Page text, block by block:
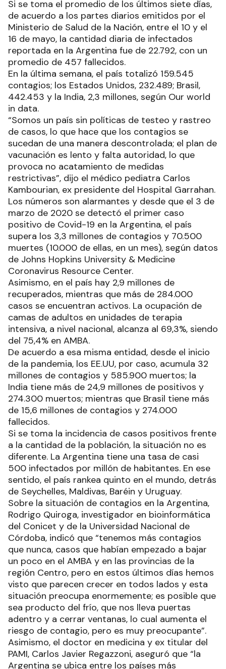
Si se toma el promedio de los últimos siete días,
de acuerdo a los partes diarios emitidos por el
Ministerio de Salud de la Nación, entre el 10 y el
16 de mayo, la cantidad diaria de infectados
reportada en la Argentina fue de 22.792, con un
promedio de 457 fallecidos.
En la última semana, el país totalizó 159.545
contagios; los Estados Unidos, 232.489; Brasil,
442.453 y la India, 2,3 millones, según Our world
in data.
“Somos un país sin políticas de testeo y rastreo
de casos, lo que hace que los contagios se
sucedan de una manera descontrolada; el plan de
vacunación es lento y falta autoridad, lo que
provoca no acatamiento de medidas
restrictivas”, dijo el médico pediatra Carlos
Kambourian, ex presidente del Hospital Garrahan.
Los números son alarmantes y desde que el 3 de
marzo de 2020 se detectó el primer caso
positivo de Covid-19 en la Argentina, el país
supera los 3,3 millones de contagios y 70.500
muertes (10.000 de ellas, en un mes), según datos
de Johns Hopkins University & Medicine
Coronavirus Resource Center.
Asimismo, en el país hay 2,9 millones de
recuperados, mientras que más de 284.000
casos se encuentran activos. La ocupación de
camas de adultos en unidades de terapia
intensiva, a nivel nacional, alcanza al 69,3%, siendo
del 75,4% en AMBA.
De acuerdo a esa misma entidad, desde el inicio
de la pandemia, los EE.UU, por caso, acumula 32
millones de contagios y 585.900 muertos; la
India tiene más de 24,9 millones de positivos y
274.300 muertos; mientras que Brasil tiene más
de 15,6 millones de contagios y 274.000
fallecidos.
Si se toma la incidencia de casos positivos frente
a la cantidad de la población, la situación no es
diferente. La Argentina tiene una tasa de casi
500 infectados por millón de habitantes. En ese
sentido, el país rankea quinto en el mundo, detrás
de Seychelles, Maldivas, Baréin y Uruguay.
Sobre la situación de contagios en la Argentina,
Rodrigo Quiroga, investigador en bioinformática
del Conicet y de la Universidad Nacional de
Córdoba, indicó que “tenemos más contagios
que nunca, casos que habían empezado a bajar
un poco en el AMBA y en las provincias de la
región Centro, pero en estos últimos días hemos
visto que parecen crecer en todos lados y esta
situación preocupa enormemente; es posible que
sea producto del frío, que nos lleva puertas
adentro y a cerrar ventanas, lo cual aumenta el
riesgo de contagio, pero es muy preocupante”.
Asimismo, el doctor en medicina y ex titular del
PAMI, Carlos Javier Regazzoni, aseguró que “la
Argentina se ubica entre los países más